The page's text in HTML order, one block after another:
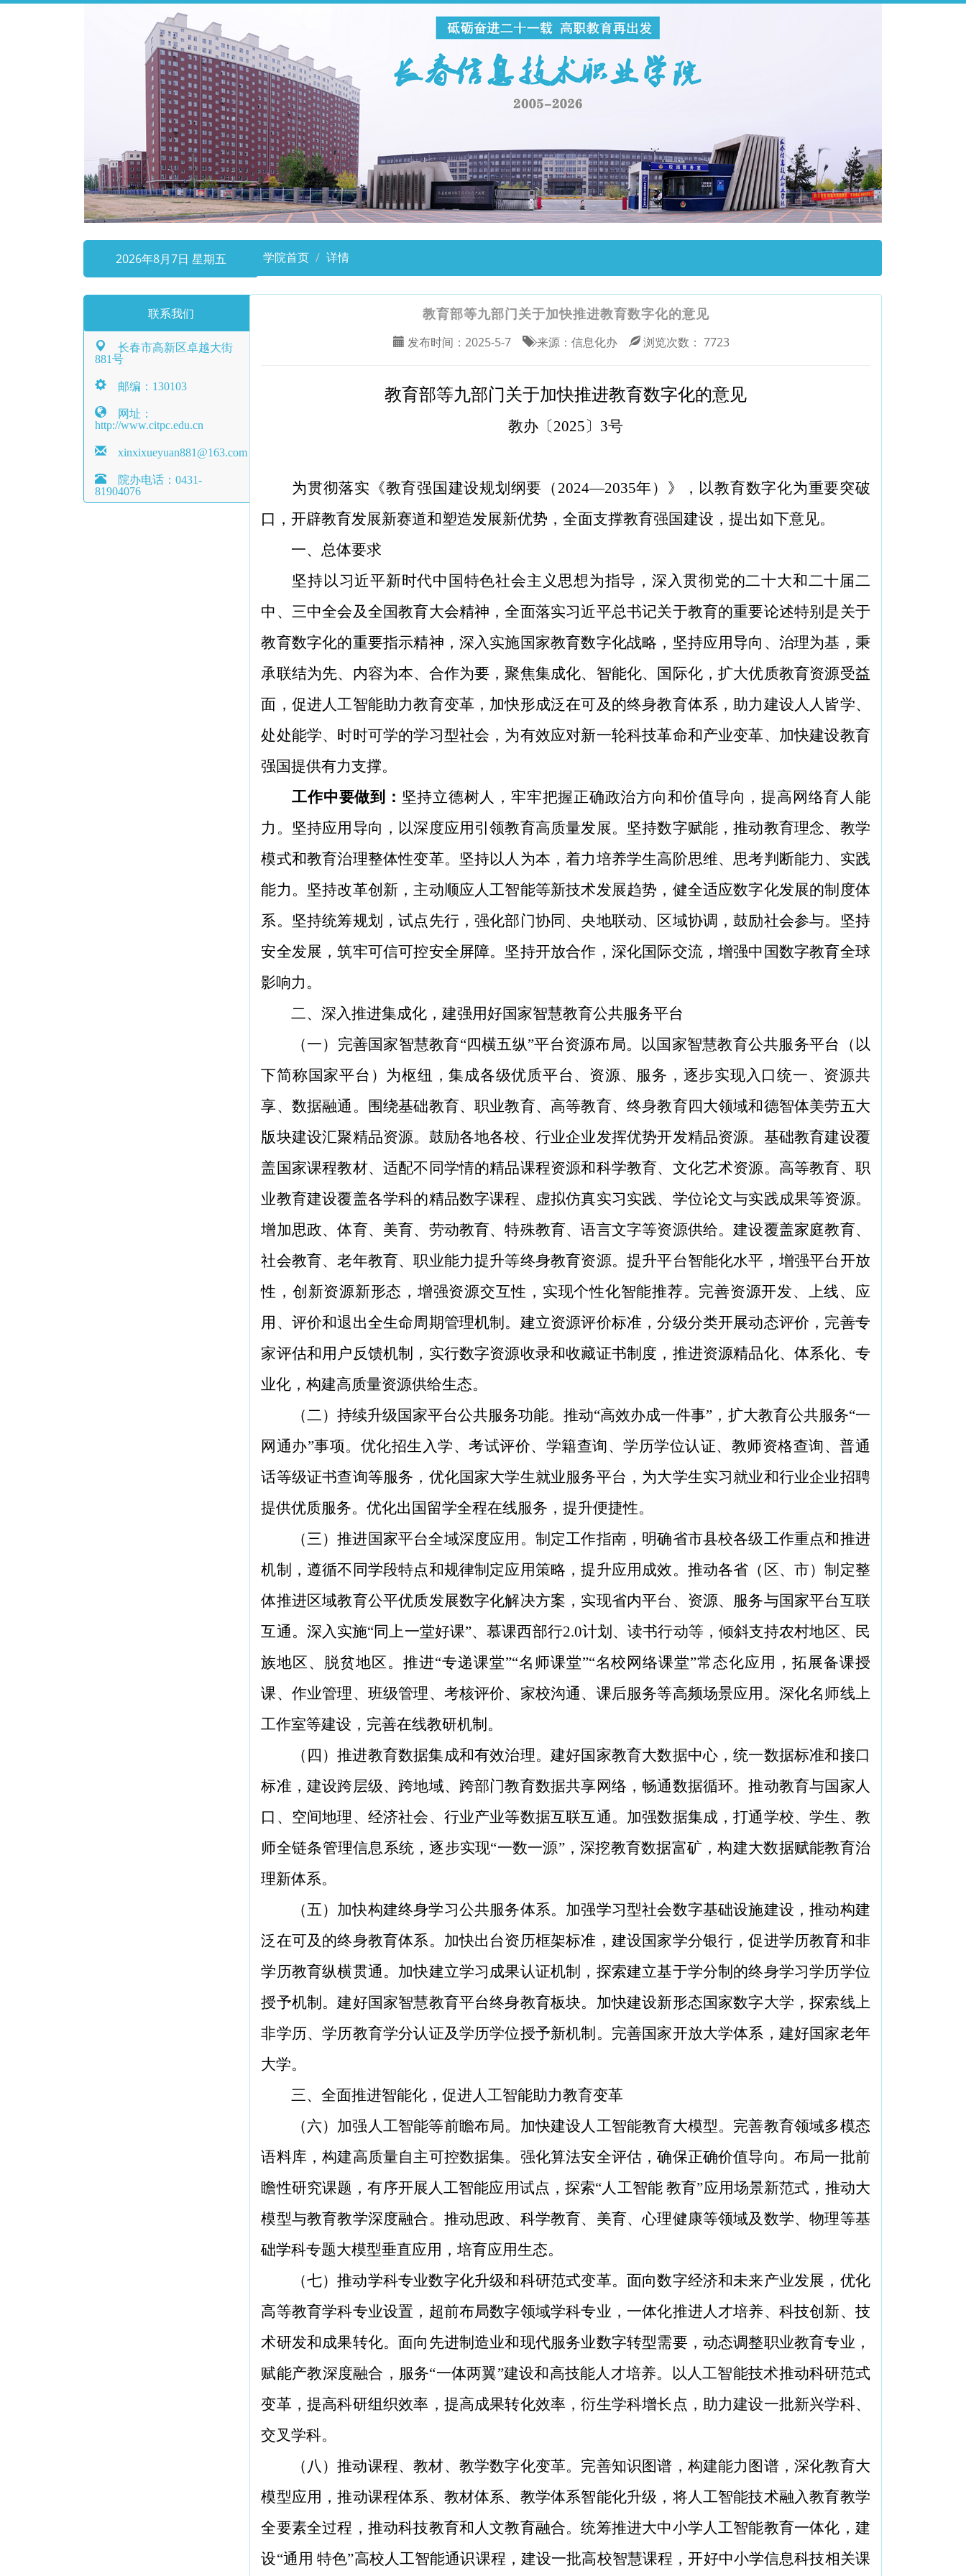
2026年8月7日 星期五
联系我们
长春市高新区卓越大街
881号
邮编：130103
网址：
http://www.citpc.edu.cn
xinxixueyuan881@163.com
院办电话：0431-
81904076
学院首页 详情
教育部等九部门关于加快推进教育数字化的意见
发布时间：2025-5-7 来源：信息化办 浏览次数：7723
教育部等九部门关于加快推进教育数字化的意见
教办〔2025〕3号
为贯彻落实《教育强国建设规划纲要（2024—2035年）》，以教育数字化为重要突破
口，开辟教育发展新赛道和塑造发展新优势，全面支撑教育强国建设，提出如下意见。
一、总体要求
坚持以习近平新时代中国特色社会主义思想为指导，深入贯彻党的二十大和二十届二
中、三中全会及全国教育大会精神，全面落实习近平总书记关于教育的重要论述特别是关于
教育数字化的重要指示精神，深入实施国家教育数字化战略，坚持应用导向、治理为基，秉
承联结为先、内容为本、合作为要，聚焦集成化、智能化、国际化，扩大优质教育资源受益
面，促进人工智能助力教育变革，加快形成泛在可及的终身教育体系，助力建设人人皆学、
处处能学、时时可学的学习型社会，为有效应对新一轮科技革命和产业变革、加快建设教育
强国提供有力支撑。
工作中要做到： 坚持立德树人，牢牢把握正确政治方向和价值导向，提高网络育人能
力。坚持应用导向，以深度应用引领教育高质量发展。坚持数字赋能，推动教育理念、教学
模式和教育治理整体性变革。坚持以人为本，着力培养学生高阶思维、思考判断能力、实践
能力。坚持改革创新，主动顺应人工智能等新技术发展趋势，健全适应数字化发展的制度体
系。坚持统筹规划，试点先行，强化部门协同、央地联动、区域协调，鼓励社会参与。坚持
安全发展，筑牢可信可控安全屏障。坚持开放合作，深化国际交流，增强中国数字教育全球
影响力。
二、深入推进集成化，建强用好国家智慧教育公共服务平台
（一）完善国家智慧教育“四横五纵”平台资源布局。
以国家智慧教育公共服务平台（以
下简称国家平台）为枢纽，集成各级优质平台、资源、服务，逐步实现入口统一、资源共
享、数据融通。围绕基础教育、职业教育、高等教育、终身教育四大领域和德智体美劳五大
版块建设汇聚精品资源。鼓励各地各校、行业企业发挥优势开发精品资源。基础教育建设覆
盖国家课程教材、适配不同学情的精品课程资源和科学教育、文化艺术资源。高等教育、职
业教育建设覆盖各学科的精品数字课程、虚拟仿真实习实践、学位论文与实践成果等资源。
增加思政、体育、美育、劳动教育、特殊教育、语言文字等资源供给。建设覆盖家庭教育、
社会教育、老年教育、职业能力提升等终身教育资源。提升平台智能化水平，增强平台开放
性，创新资源新形态，增强资源交互性，实现个性化智能推荐。完善资源开发、上线、应
用、评价和退出全生命周期管理机制。建立资源评价标准，分级分类开展动态评价，完善专
家评估和用户反馈机制，实行数字资源收录和收藏证书制度，推进资源精品化、体系化、专
业化，构建高质量资源供给生态。
（二）持续升级国家平台公共服务功能。推动“高效办成一件事”，扩大教育公共服务“一
网通办”事项。优化招生入学、考试评价、学籍查询、学历学位认证、教师资格查询、普通
话等级证书查询等服务，优化国家大学生就业服务平台，为大学生实习就业和行业企业招聘
提供优质服务。优化出国留学全程在线服务，提升便捷性。
（三）推进国家平台全域深度应用。 制定工作指南，明确省市县校各级工作重点和推进
机制，遵循不同学段特点和规律制定应用策略，提升应用成效。推动各省（区、市）制定整
体推进区域教育公平优质发展数字化解决方案，实现省内平台、资源、服务与国家平台互联
互通。深入实施“同上一堂好课”、慕课西部行2.0计划、读书行动等，倾斜支持农村地区、民
族地区、脱贫地区。推进“专递课堂”“名师课堂”“名校网络课堂”常态化应用，拓展备课授
课、作业管理、班级管理、考核评价、家校沟通、课后服务等高频场景应用。深化名师线上
工作室等建设，完善在线教研机制。
（四）推进教育数据集成和有效治理。 建好国家教育大数据中心，统一数据标准和接口
标准，建设跨层级、跨地域、跨部门教育数据共享网络，畅通数据循环。推动教育与国家人
口、空间地理、经济社会、行业产业等数据互联互通。加强数据集成，打通学校、学生、教
师全链条管理信息系统，逐步实现“一数一源”，深挖教育数据富矿，构建大数据赋能教育治
理新体系。
（五）加快构建终身学习公共服务体系。 加强学习型社会数字基础设施建设，推动构建
泛在可及的终身教育体系。加快出台资历框架标准，建设国家学分银行，促进学历教育和非
学历教育纵横贯通。加快建立学习成果认证机制，探索建立基于学分制的终身学习学历学位
授予机制。建好国家智慧教育平台终身教育板块。加快建设新形态国家数字大学，探索线上
非学历、学历教育学分认证及学历学位授予新机制。完善国家开放大学体系，建好国家老年
大学。
三、全面推进智能化，促进人工智能助力教育变革
（六）加强人工智能等前瞻布局。 加快建设人工智能教育大模型。完善教育领域多模态
语料库，构建高质量自主可控数据集。强化算法安全评估，确保正确价值导向。布局一批前
瞻性研究课题，有序开展人工智能应用试点，探索“人工智能 教育”应用场景新范式，推动大
模型与教育教学深度融合。推动思政、科学教育、美育、心理健康等领域及数学、物理等基
础学科专题大模型垂直应用，培育应用生态。
（七）推动学科专业数字化升级和科研范式变革。 面向数字经济和未来产业发展，优化
高等教育学科专业设置，超前布局数字领域学科专业，一体化推进人才培养、科技创新、技
术研发和成果转化。面向先进制造业和现代服务业数字转型需要，动态调整职业教育专业，
赋能产教深度融合，服务“一体两翼”建设和高技能人才培养。以人工智能技术推动科研范式
变革，提高科研组织效率，提高成果转化效率，衍生学科增长点，助力建设一批新兴学科、
交叉学科。
（八）推动课程、教材、教学数字化变革。 完善知识图谱，构建能力图谱，深化教育大
模型应用，推动课程体系、教材体系、教学体系智能化升级，将人工智能技术融入教育教学
全要素全过程，推动科技教育和人文教育融合。统筹推进大中小学人工智能教育一体化，建
设“通用 特色”高校人工智能通识课程，建设一批高校智慧课程，开好中小学信息科技相关课